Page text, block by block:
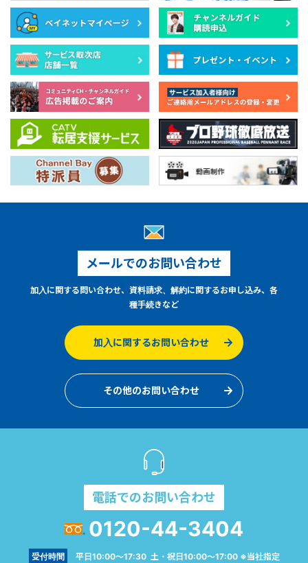
メールでのお問い合わせ
加入に関する問い合わせ、資料請求、解約に関するお申し込み、各
種手続きなど
加入に関するお問い合わせ
その他のお問い合わせ
電話でのお問い合わせ
0120-44-3404
受付時間
平日10:00～17:30 土・祝日10:00～17:00 ※当社指定